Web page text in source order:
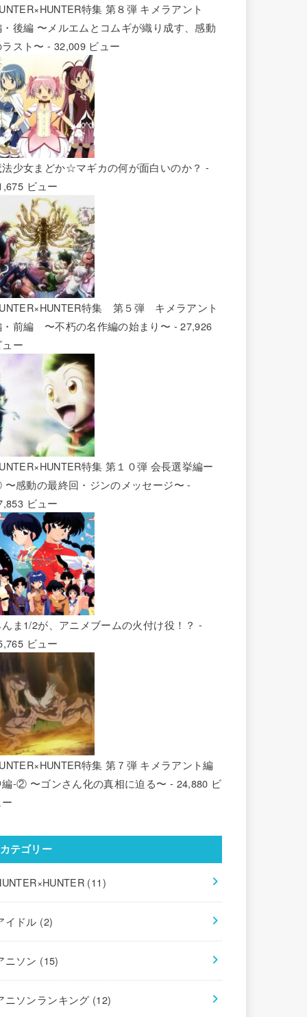
特集 第８弾 キメラアント
後編 〜メルエムとコムギが織り成す、感動
スト〜 - 32,009 ビュー
少女まどか☆マギカの何が面白いのか？ -
ビュー
特集 第５弾 キメラアント
・前編 〜不朽の名作編の始まり〜 - 27,926
ー
特集 第１０弾 会長選挙編ー
感動の最終回・ジンのメッセージ〜 -
ビュー
ま1/2が、アニメブームの火付け役！？ -
ビュー
特集 第７弾 キメラアント編
編-② 〜ゴンさん化の真相に迫る〜 - 24,880 ビ
カテゴリー
(11)
イドル (2)
ニソン (15)
ニソンランキング (12)